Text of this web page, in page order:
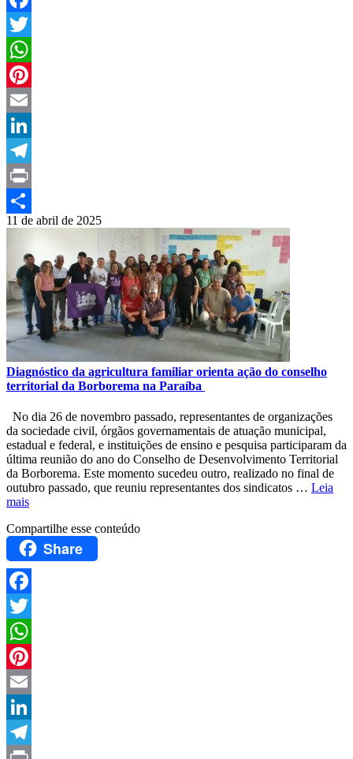
Facebook
Twitter
WhatsApp
Pinterest
Email
LinkedIn
Telegram
Print
Compartilhar
11 de abril de 2025
Diagnóstico da agricultura familiar orienta ação do conselho
territorial da Borborema na Paraíba
No dia 26 de novembro passado, representantes de organizações
da sociedade civil, órgãos governamentais de atuação municipal,
estadual e federal, e instituições de ensino e pesquisa participaram da
última reunião do ano do Conselho de Desenvolvimento Territorial
da Borborema. Este momento sucedeu outro, realizado no final de
outubro passado, que reuniu representantes dos sindicatos … Leia
mais
Compartilhe esse conteúdo
Share
Facebook
Twitter
WhatsApp
Pinterest
Email
LinkedIn